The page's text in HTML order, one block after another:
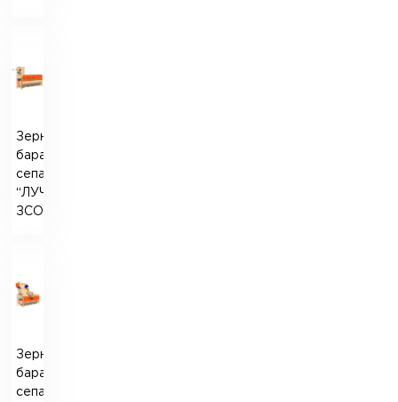
Зерновий
барабанний
сепаратор
“ЛУЧ”
ЗСО-50
Зерновий
барабанний
сепаратор